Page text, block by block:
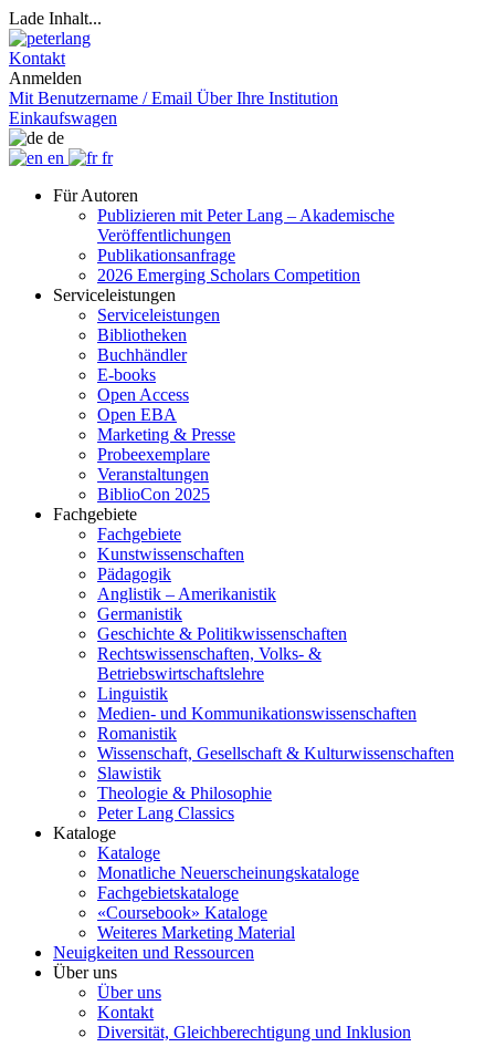
Lade Inhalt...
Kontakt
Anmelden
Mit Benutzername / Email Über Ihre Institution
Einkaufswagen
de
en
fr
Für Autoren
Publizieren mit Peter Lang – Akademische
Veröffentlichungen
Publikationsanfrage
2026 Emerging Scholars Competition
Serviceleistungen
Serviceleistungen
Bibliotheken
Buchhändler
E-books
Open Access
Open EBA
Marketing & Presse
Probeexemplare
Veranstaltungen
BiblioCon 2025
Fachgebiete
Fachgebiete
Kunstwissenschaften
Pädagogik
Anglistik – Amerikanistik
Germanistik
Geschichte & Politikwissenschaften
Rechtswissenschaften, Volks- &
Betriebswirtschaftslehre
Linguistik
Medien- und Kommunikationswissenschaften
Romanistik
Wissenschaft, Gesellschaft & Kulturwissenschaften
Slawistik
Theologie & Philosophie
Peter Lang Classics
Kataloge
Kataloge
Monatliche Neuerscheinungskataloge
Fachgebietskataloge
«Coursebook» Kataloge
Weiteres Marketing Material
Neuigkeiten und Ressourcen
Über uns
Über uns
Kontakt
Diversität, Gleichberechtigung und Inklusion